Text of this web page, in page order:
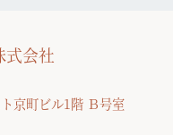
会社
京町ビル1階 Ｂ号室